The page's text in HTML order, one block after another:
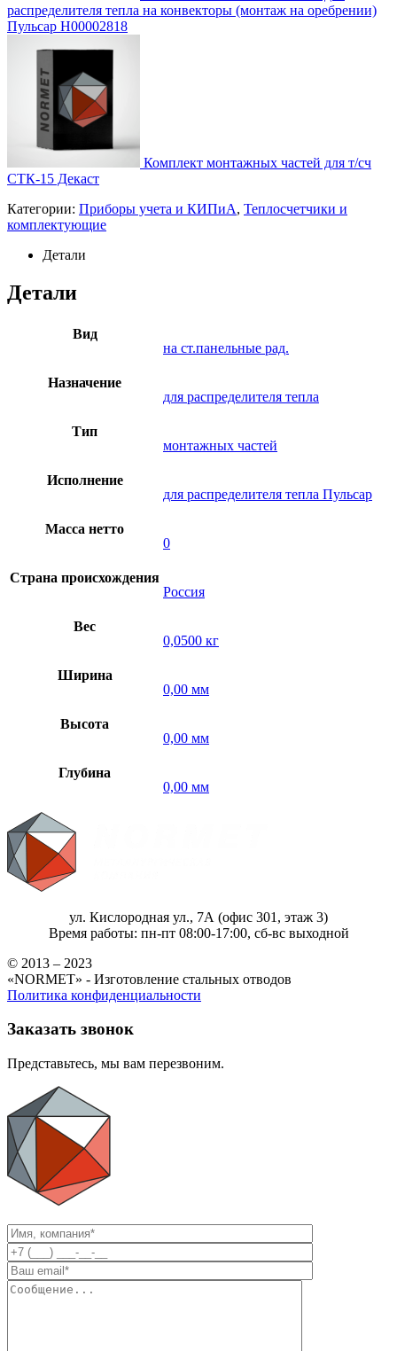
распределителя тепла на конвекторы (монтаж на оребрении)
Пульсар Н00002818
Комплект монтажных частей для т/сч
СТК-15 Декаст
Категории: Приборы учета и КИПиА, Теплосчетчики и
комплектующие
Детали
Детали
Вид
на ст.панельные рад.
Назначение
для распределителя тепла
Тип
монтажных частей
Исполнение
для распределителя тепла Пульсар
Масса нетто
0
Страна происхождения
Россия
Вес
0,0500 кг
Ширина
0,00 мм
Высота
0,00 мм
Глубина
0,00 мм
ул. Кислородная ул., 7А (офис 301, этаж 3)
Время работы: пн-пт 08:00-17:00, сб-вс выходной
© 2013 – 2023
«NORMET» - Изготовление стальных отводов
Политика конфиденциальности
Заказать звонок
Представьтесь, мы вам перезвоним.